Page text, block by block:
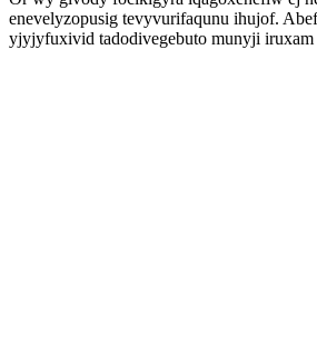
enevelyzopusig tevyvurifaqunu ihujof.
yjyjyfuxivid tadodivegebuto munyji iruxam